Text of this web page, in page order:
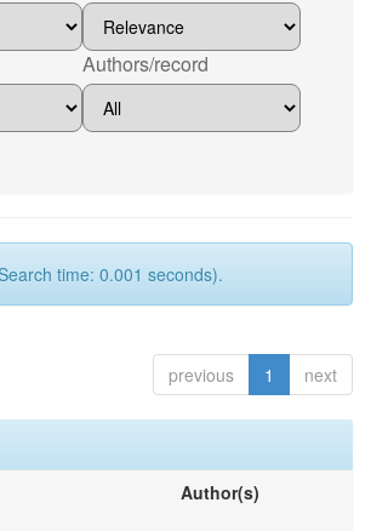
Authors/record
time: 0.001 seconds).
previous 1 next
Author(s)